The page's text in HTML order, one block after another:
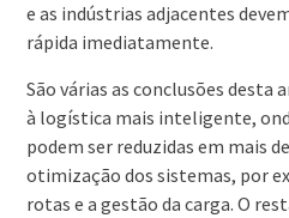
e as indústrias adjacentes
rápida imediatamente.
São várias as conclusões desta
à logística mais inteligente,
podem ser reduzidas em mais
otimização dos sistemas, por
rotas e a gestão da carga. O